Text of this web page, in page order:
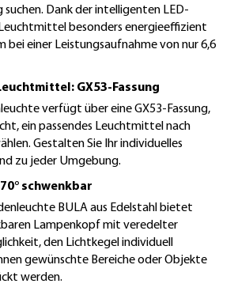
Dank der intelligenten LED-
besonders energieeffizient
bei einer Leistungsaufnahme von nur 6,6
GX53-Fassung
verfügt über eine GX53-Fassung,
ein passendes Leuchtmittel nach
Gestalten Sie Ihr individuelles
zu jeder Umgebung.
schwenkbar
BULA aus Edelstahl bietet
Lampenkopf mit veredelter
den Lichtkegel individuell
gewünschte Bereiche oder Objekte
werden.